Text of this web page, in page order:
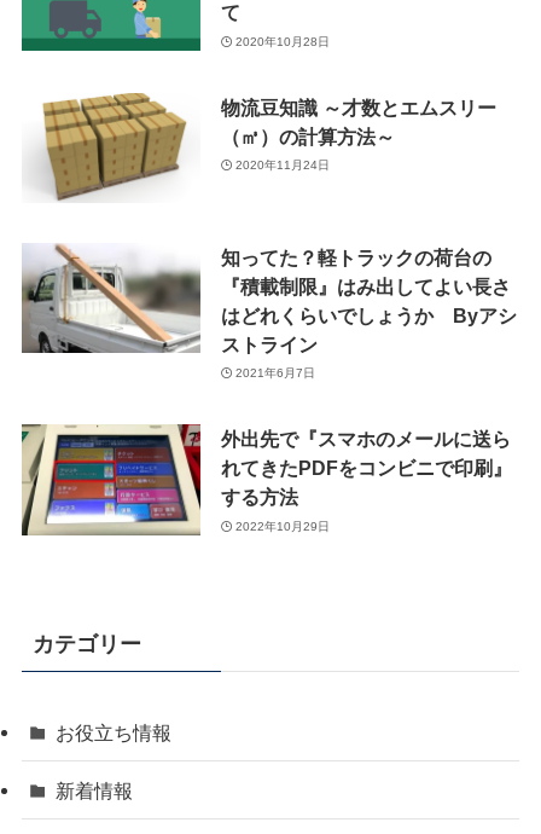
て
2020年10月28日
物流豆知識 ～才数とエムスリー
（㎥）の計算方法～
2020年11月24日
知ってた？軽トラックの荷台の
『積載制限』はみ出してよい長さ
はどれくらいでしょうか Byアシ
ストライン
2021年6月7日
外出先で『スマホのメールに送ら
れてきたPDFをコンビニで印刷』
する方法
2022年10月29日
カテゴリー
お役立ち情報
新着情報